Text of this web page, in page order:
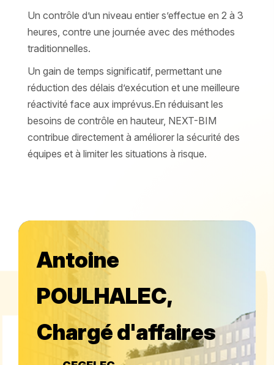
Un contrôle d’un niveau entier s’effectue en 2 à 3
heures, contre une journée avec des méthodes
traditionnelles.
Un gain de temps significatif, permettant une
réduction des délais d’exécution et une meilleure
réactivité face aux imprévus.En réduisant les
besoins de contrôle en hauteur, NEXT-BIM
contribue directement à améliorer la sécurité des
équipes et à limiter les situations à risque.
Antoine
POULHALEC,
Chargé d'affaires